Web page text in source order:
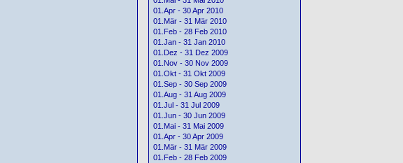
01.Apr - 30 Apr 2010
01.Mär - 31 Mär 2010
01.Feb - 28 Feb 2010
01.Jan - 31 Jan 2010
01.Dez - 31 Dez 2009
01.Nov - 30 Nov 2009
01.Okt - 31 Okt 2009
01.Sep - 30 Sep 2009
01.Aug - 31 Aug 2009
01.Jul - 31 Jul 2009
01.Jun - 30 Jun 2009
01.Mai - 31 Mai 2009
01.Apr - 30 Apr 2009
01.Mär - 31 Mär 2009
01.Feb - 28 Feb 2009